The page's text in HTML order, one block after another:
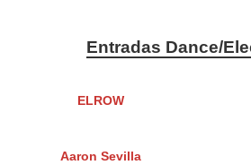
Entradas Dance/
ELROW
Aaron Sevilla